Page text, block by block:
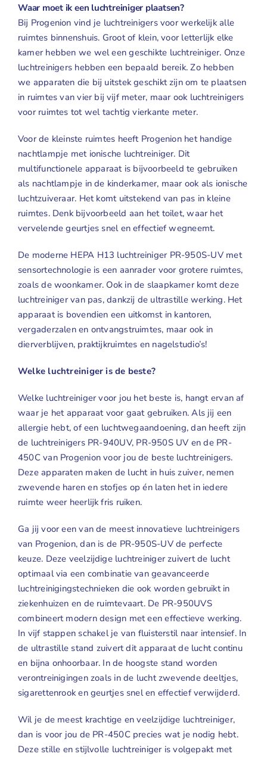
Waar moet ik een luchtreiniger plaatsen?
Bij Progenion vind je luchtreinigersvoor werkelijk alle
ruimtes binnenshuis. Groot of klein, voor letterlijk elke
kamer hebben we wel een geschikte luchtreiniger. Onze
luchtreinigers hebben een bepaald bereik. Zo hebben
we apparaten die bij uitstek geschikt zijn om te plaatsen
in ruimtes van vier bij vijf meter, maar ook luchtreinigers
voor ruimtes tot wel tachtig vierkante meter.
Voor de kleinste ruimtes heeft Progenion het handige
nachtlampje met ionische luchtreiniger. Dit
multifunctionele apparaat is bijvoorbeeld te gebruiken
als nachtlampje in de kinderkamer, maar ook als ionische
luchtzuiveraar. Het komt uitstekend van pas in kleine
ruimtes. Denk bijvoorbeeld aan het toilet, waar het
vervelende geurtjes snel en effectief wegneemt.
De moderne HEPA H13 luchtreiniger PR-950S-UVmet
sensortechnologie is een aanrader voor grotere ruimtes,
zoals de woonkamer. Ook in de slaapkamer komt deze
luchtreiniger van pas, dankzij de ultrastille werking. Het
apparaat is bovendien een uitkomst in kantoren,
vergaderzalen en ontvangstruimtes, maar ook in
dierverblijven, praktijkruimtes en nagelstudio’s!
Welke luchtreiniger is de beste?
Welke luchtreiniger voor jou het beste is, hangt ervan af
waar je het apparaat voor gaat gebruiken. Als jij een
allergie hebt, of een luchtwegaandoening, dan heeft zijn
de luchtreinigers PR-940UV, PR-950S UV en de PR-
450Cvan Progenion voor jou de beste luchtreinigers.
Deze apparaten maken de lucht in huis zuiver, nemen
zwevende haren en stofjes op én laten het in iedere
ruimte weer heerlijk fris ruiken.
Ga jij voor een van de meest innovatieve luchtreinigers
van Progenion, dan is de PR-950S-UVde perfecte
keuze. Deze veelzijdige luchtreiniger zuivert de lucht
optimaal via een combinatie van geavanceerde
luchtreinigingstechnieken die ook worden gebruikt in
ziekenhuizen en de ruimtevaart. De PR-950UVS
combineert modern design met een effectieve werking.
In vijf stappen schakel je van fluisterstil naar intensief. In
de ultrastille stand zuivert dit apparaat de lucht continu
en bijna onhoorbaar. In de hoogste stand worden
verontreinigingen zoals in de lucht zwevende deeltjes,
sigarettenrook en geurtjes snel en effectief verwijderd.
Wil je de meest krachtige en veelzijdige luchtreiniger,
dan is voor jou de PR-450Cprecies wat je nodig hebt.
Deze stille en stijlvolle luchtreiniger is volgepakt met